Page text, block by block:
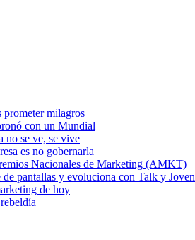
prometer milagros
con un Mundial
no se ve, se vive
es no gobernarla
Nacionales de Marketing (AMKT)
pantallas y evoluciona con Talk y Joven
de hoy